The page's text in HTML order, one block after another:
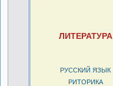
ЛИТЕРАТУРА
РУССКИЙ ЯЗЫК
РИТОРИКА